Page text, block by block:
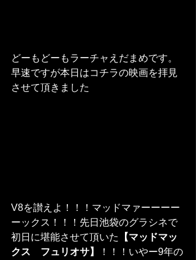
どーもどーもラーチャえだまめです。
早速ですが本日はコチラの映画を拝見
させて頂きました
V8を讃えよ！！！マッドマァーーーー
ーックス！！！先日池袋のグラシネで
初日に堪能させて頂いた
【マッドマッ
クス　フュリオサ】
！！！いやー9年の